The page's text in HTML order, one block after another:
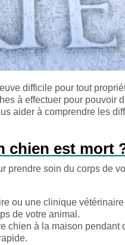
difficile pour tout
à effectuer pour pouvoir
aider à comprendre les
chien est mort
prendre soin du corps de
ou une clinique
de votre animal.
chien à la maison